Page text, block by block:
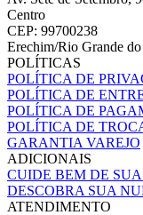
Centro
CEP: 99700238
Erechim/Rio Grande
POLÍTICAS
POLÍTICA DE
POLÍTICA DE
POLÍTICA DE
POLÍTICA DE
GARANTIA VAREJO
ADICIONAIS
CUIDE BEM DE
DESCOBRA SUA
ATENDIMENTO